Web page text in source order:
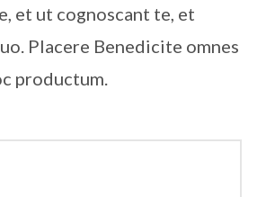
et ut cognoscant te, et
Placere Benedicite omnes
productum.